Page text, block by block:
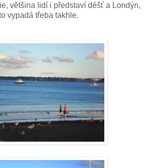
většina lidí i představí déšť a Londýn,
vypadá třeba takhle.